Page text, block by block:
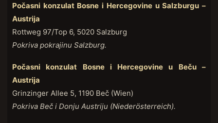
Počasni konzulat Bosne i Hercegovine u Salzburgu –
Austrija
Rottweg 97/Top 6, 5020 Salzburg
Pokriva pokrajinu Salzburg.
Počasni konzulat Bosne i Hercegovine u Beču –
Austrija
Grinzinger Allee 5, 1190 Beč (Wien)
Pokriva Beč i Donju Austriju (Niederösterreich).